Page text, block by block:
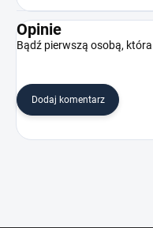
Opinie
Bądź pierwszą osobą,
Dodaj komentarz